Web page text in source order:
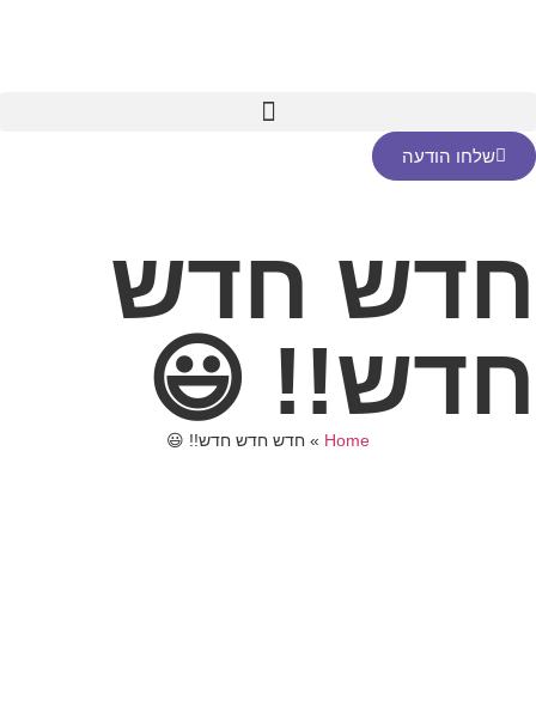
שלחו הודעה
חדש חדש
חדש!! 😃
Home
» חדש חדש חדש!! 😃